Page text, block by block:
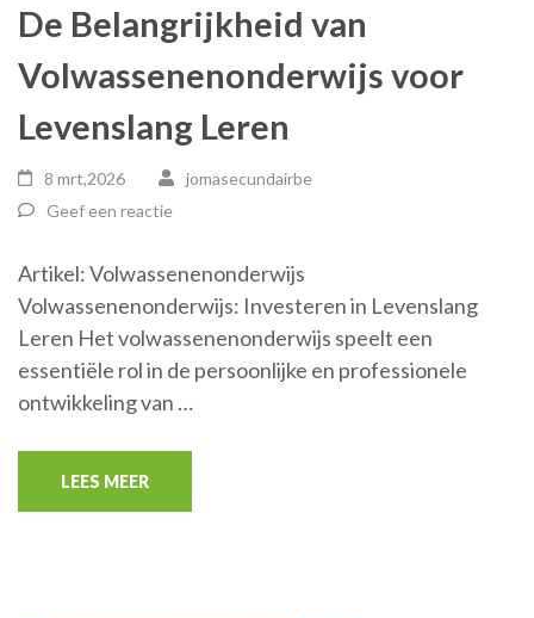
De Belangrijkheid van
Volwassenenonderwijs voor
Levenslang Leren
8 mrt,2026
jomasecundairbe
Geef een reactie
Artikel: Volwassenenonderwijs
Volwassenenonderwijs: Investeren in Levenslang
Leren Het volwassenenonderwijs speelt een
essentiële rol in de persoonlijke en professionele
ontwikkeling van …
LEES MEER